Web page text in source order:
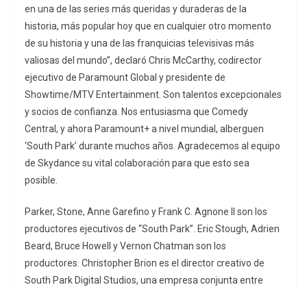
en una de las series más queridas y duraderas de la
historia, más popular hoy que en cualquier otro momento
de su historia y una de las franquicias televisivas más
valiosas del mundo”, declaró Chris McCarthy, codirector
ejecutivo de Paramount Global y presidente de
Showtime/MTV Entertainment. Son talentos excepcionales
y socios de confianza. Nos entusiasma que Comedy
Central, y ahora Paramount+ a nivel mundial, alberguen
‘South Park’ durante muchos años. Agradecemos al equipo
de Skydance su vital colaboración para que esto sea
posible.
Parker, Stone, Anne Garefino y Frank C. Agnone II son los
productores ejecutivos de “South Park”. Eric Stough, Adrien
Beard, Bruce Howell y Vernon Chatman son los
productores. Christopher Brion es el director creativo de
South Park Digital Studios, una empresa conjunta entre